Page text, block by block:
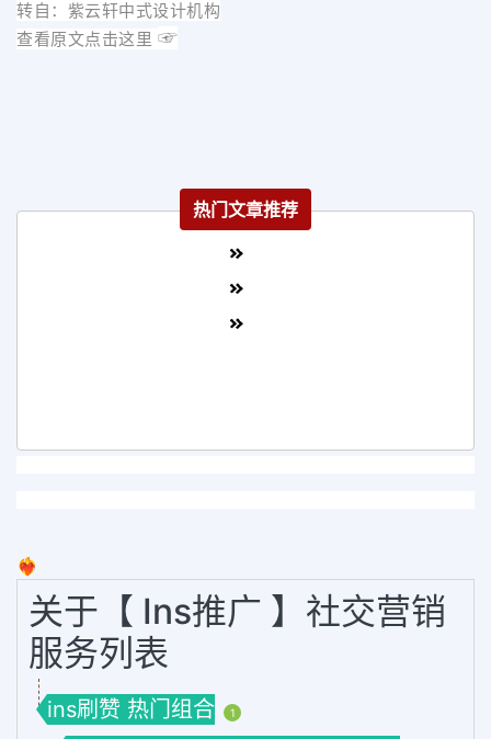
转自：紫云轩中式设计机构
查看原文点击这里 ☞
热门文章推荐
❤️‍🔥
关于【 Ins推广 】社交营销
服务列表
ins刷赞 热门组合 1